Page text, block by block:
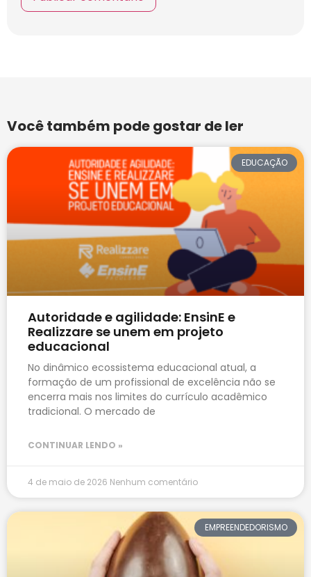
Você também pode gostar de ler
EDUCAÇÃO
Autoridade e agilidade: EnsinE e
Realizzare se unem em projeto
educacional
No dinâmico ecossistema educacional atual, a
formação de um profissional de excelência não se
encerra mais nos limites do currículo acadêmico
tradicional. O mercado de
CONTINUAR LENDO »
4 de maio de 2026 Nenhum comentário
EMPREENDEDORISMO